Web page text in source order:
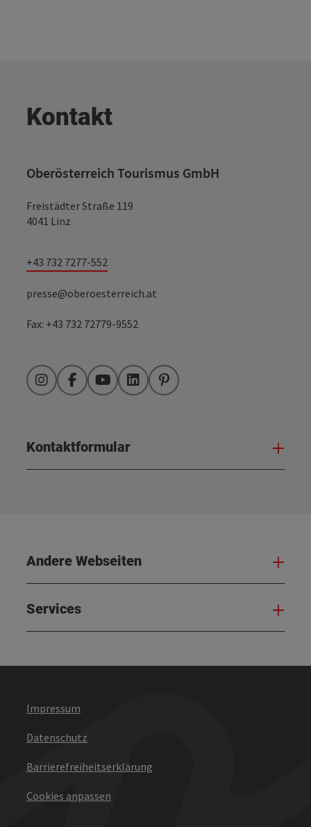
Kontakt
Oberösterreich Tourismus GmbH
Freistädter Straße 119
4041 Linz
+43 732 7277-552
presse@oberoesterreich.at
Fax: +43 732 72779-9552
InstagramFacebookYouTubeLinkedInPinterest
Kontaktformular
Andere Webseiten
Services
Impressum
Datenschutz
Barrierefreiheitserklärung
Cookies anpassen